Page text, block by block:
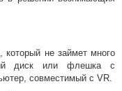
который не займет много
диск или флешка с
совместимый с VR.